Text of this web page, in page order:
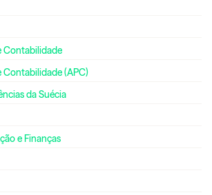
Contabilidade
Contabilidade (APC)
da Suécia
e Finanças